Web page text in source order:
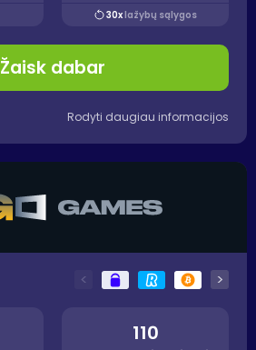
30xlažybų sąlygos
Žaisk dabar
Rodyti daugiau informacijos
< >
110